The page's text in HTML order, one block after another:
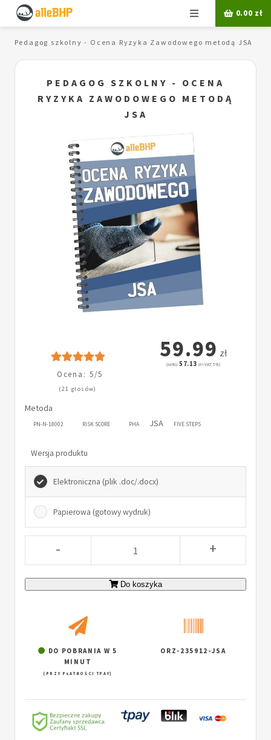
Menu 0.00 zł
Pedagog szkolny - Ocena Ryzyka Zawodowego metodą JSA
PEDAGOG SZKOLNY - OCENA
RYZYKA ZAWODOWEGO METODĄ
JSA
Ocena: 5/5
(21 głosów)
59.99 zł
(netto:57.13 zł + VAT: 5%)
Metoda
PN-N-18002 RISK SCORE PHA JSA FIVE STEPS
Wersja produktu
Elektroniczna (plik .doc/.docx)
Papierowa (gotowy wydruk)
- +
Do koszyka
DO POBRANIA W 5
MINUT
(PRZY PŁATNOŚCI TPAY)
ORZ-235912-JSA